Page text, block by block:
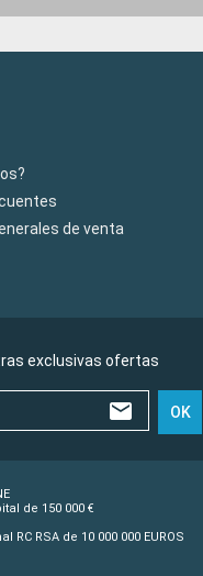
de venta
exclusivas ofertas
OK
de 150 000 €
RSA de 10 000 000 EUROS